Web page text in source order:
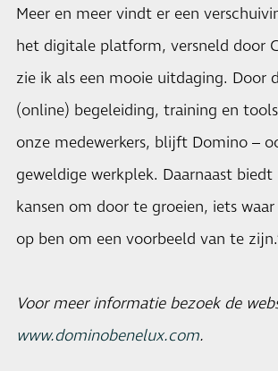
Meer en meer vindt er een
het digitale platform, versneld door
zie ik als een mooie uitdaging. Door
(online) begeleiding, training en
onze medewerkers, blijft Domino –
geweldige werkplek. Daarnaast
kansen om door te groeien, iets
op ben om een voorbeeld van te
Voor meer informatie bezoek de
www.dominobenelux.com.